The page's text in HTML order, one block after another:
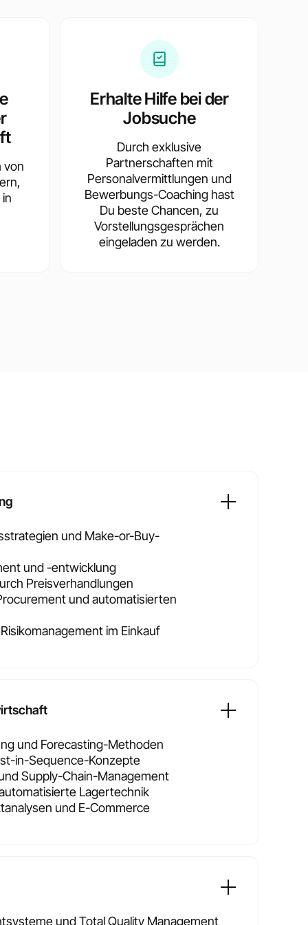
von
Erhalte Hilfe bei der
Jobsuche
Durch exklusive
Partnerschaften mit
Personalvermittlungen und
Bewerbungs-Coaching hast
Du beste Chancen, zu
Vorstellungsgesprächen
eingeladen zu werden.
und Make-or-Buy-
und -entwicklung
Preisverhandlungen
und automatisierten
im Einkauf
und Forecasting-Methoden
in-Sequence-Konzepte
Supply-Chain-Management
Lagertechnik
und E-Commerce
und Total Quality Management